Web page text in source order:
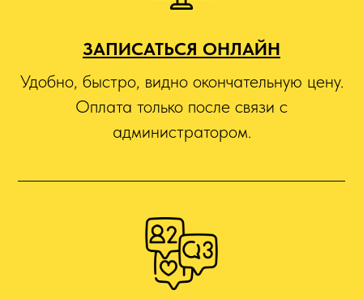
ЗАПИСАТЬСЯ ОНЛАЙН
Удобно, быстро, видно окончательную цену.
Оплата только после связи с
администратором.